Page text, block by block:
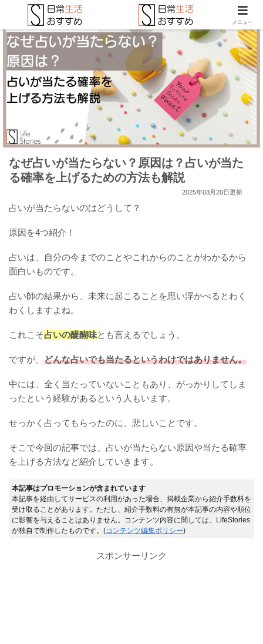
なぜ占いが当たらない？原因は？占いが当た
る確率を上げるための方法も解説
2025年03月20日更新
占いが当たらないのはどうして？
原因を4つ紹介！
占いは、自分の今までのことやこれからのことがわかるから
面白いものです。
占い師の結果から、未来に起こることを思い浮かべるとわく
わくしますよね。
これこそ占いの醍醐味とも言えるでしょう。
ですが、 どんな占いでも当たるというわけではありません。
中には、全く当たっていないこともあり、がっかりしてしま
ったという経験があるという人もいます。
せっかく占ってもらったのに、悲しいことです。
そこで今回の記事では、占いが当たらない原因や当たる確率
を上げる方法など紹介していきます。
本記事はプロモーションが含まれています
本記事を経由してサービスの利用があった場合、掲載企業から紹介手数料を
受け取ることがあります。ただし、紹介手数料の有無が本記事の内容や順位
に影響を与えることはありません。コンテンツ内容に関しては、LifeStories
が独自で制作したものです。(コンテンツ編集ポリシー)
スポンサーリンク
メニュー